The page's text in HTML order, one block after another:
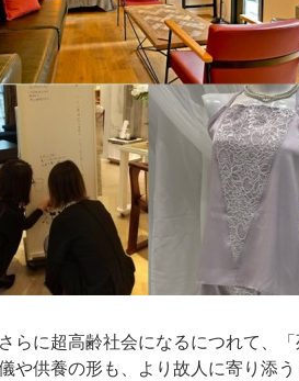
らに超高齢社会になるにつれて、
や供養の形も、より故人に寄り添